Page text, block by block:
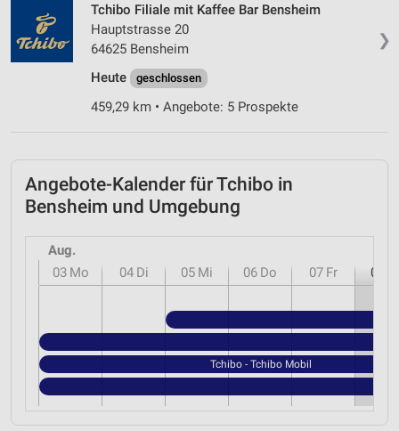
❯
Tchibo Filiale mit Kaffee Bar Bensheim
Hauptstrasse 20
64625 Bensheim
Heute
geschlossen
459,29 km • Angebote: 5 Prospekte
Angebote-Kalender für Tchibo in
Bensheim und Umgebung
Aug.
03 Mo 04 Di 05 Mi 06 Do 07 Fr 08
Tchibo - Tchibo Mobil